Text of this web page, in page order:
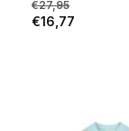
€27,95
€16,77